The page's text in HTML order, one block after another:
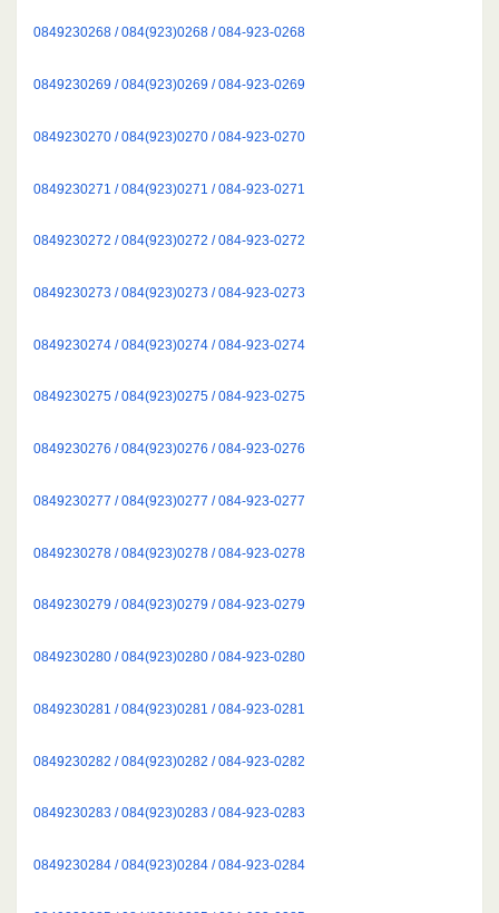
0849230268 / 084(923)0268 / 084-923-0268
0849230269 / 084(923)0269 / 084-923-0269
0849230270 / 084(923)0270 / 084-923-0270
0849230271 / 084(923)0271 / 084-923-0271
0849230272 / 084(923)0272 / 084-923-0272
0849230273 / 084(923)0273 / 084-923-0273
0849230274 / 084(923)0274 / 084-923-0274
0849230275 / 084(923)0275 / 084-923-0275
0849230276 / 084(923)0276 / 084-923-0276
0849230277 / 084(923)0277 / 084-923-0277
0849230278 / 084(923)0278 / 084-923-0278
0849230279 / 084(923)0279 / 084-923-0279
0849230280 / 084(923)0280 / 084-923-0280
0849230281 / 084(923)0281 / 084-923-0281
0849230282 / 084(923)0282 / 084-923-0282
0849230283 / 084(923)0283 / 084-923-0283
0849230284 / 084(923)0284 / 084-923-0284